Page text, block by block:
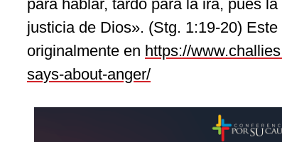
para hablar, tardo para la ira, pues
justicia de Dios». (Stg. 1:19-20)
originalmente en https://
says-about-anger/